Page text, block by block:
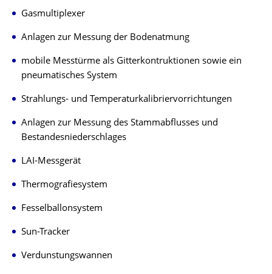
Gasmultiplexer
Anlagen zur Messung der Bodenatmung
mobile Messtürme als Gitterkontruktionen sowie ein
pneumatisches System
Strahlungs- und Temperaturkalibriervorrichtungen
Anlagen zur Messung des Stammabflusses und
Bestandesniederschlages
LAI-Messgerät
Thermografiesystem
Fesselballonsystem
Sun-Tracker
Verdunstungswannen